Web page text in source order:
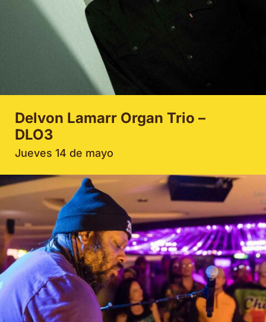
Delvon Lamarr Organ Trio –
DLO3
Jueves 14 de mayo